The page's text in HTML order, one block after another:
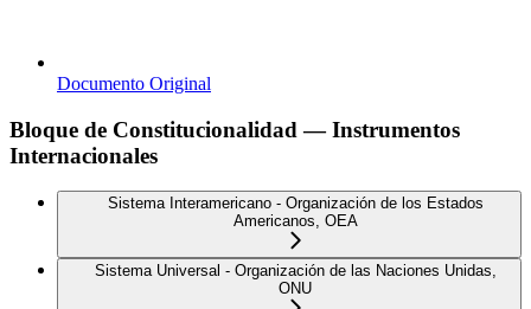
Documento Original
Bloque de Constitucionalidad — Instrumentos
Internacionales
Sistema Interamericano - Organización de los Estados
Americanos, OEA
Sistema Universal - Organización de las Naciones Unidas,
ONU